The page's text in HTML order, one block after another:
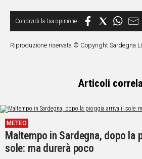
Riproduzione riservata © Copyright Sardegna
Articoli
METEO
Maltempo in Sardegna, dopo la
sole: ma durerà poco